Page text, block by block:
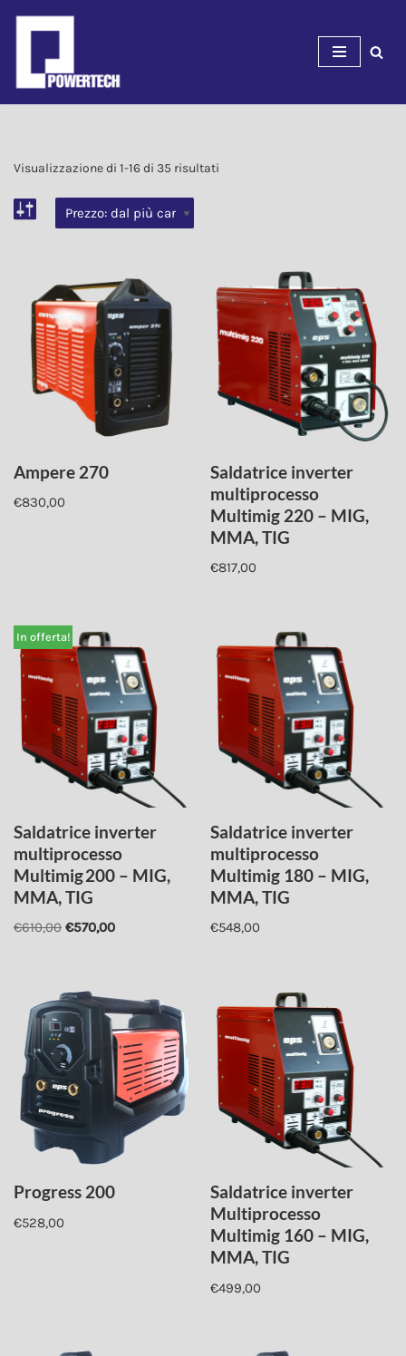
contenuto
Visualizzazione di 1-16 di 35 risultati
Ampere 270
€830,00
Saldatrice inverter
multiprocesso
Multimig 220 – MIG,
MMA, TIG
€817,00
In offerta!
Saldatrice inverter
multiprocesso
Multimig 200 – MIG,
MMA, TIG
€610,00 €570,00
Saldatrice inverter
multiprocesso
Multimig 180 – MIG,
MMA, TIG
€548,00
Progress 200
€528,00
Saldatrice inverter
Multiprocesso
Multimig 160 – MIG,
MMA, TIG
€499,00